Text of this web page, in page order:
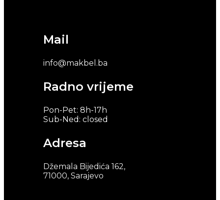
Mail
info@makbel.ba
Radno vrijeme
Pon-Pet: 8h-17h
Sub-Ned: closed
Adresa
Džemala Bijedića 162,
71000, Sarajevo